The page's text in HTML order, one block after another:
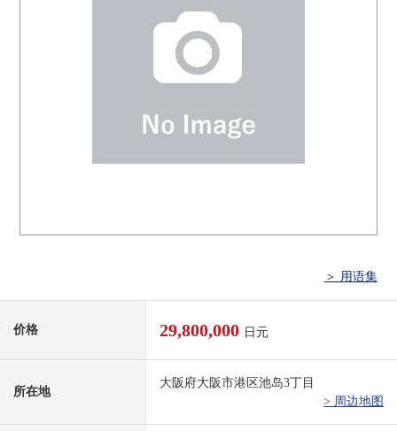
＞ 用语集
价格 29,800,000 日元
所在地
大阪府大阪市港区池岛3丁目
> 周边地图